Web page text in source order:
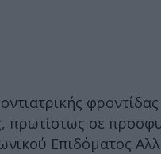
πρωτίστως σε
Επιδόματος